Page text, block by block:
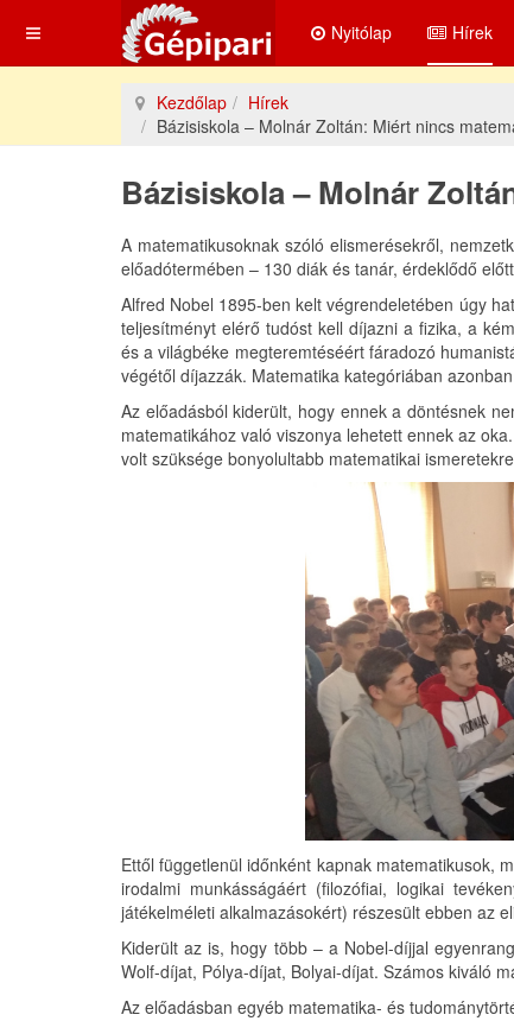
Nyitólap Hírek
Kezdőlap
Hírek
Bázisiskola – Molnár Zoltán: Miért nincs
Bázisiskola – Molnár
A matematikusoknak szóló elismerésekről,
előadótermében – 130 diák és tanár, érdeklődő
Alfred Nobel 1895-ben kelt végrendeletében úgy
teljesítményt elérő tudóst kell díjazni a fizika, a
és a világbéke megteremtéséért fáradozó
végétől díjazzák. Matematika kategóriában
Az előadásból kiderült, hogy ennek a döntésnek
matematikához való viszonya lehetett ennek az
volt szüksége bonyolultabb matematikai
Ettől függetlenül időnként kapnak matematikusok,
irodalmi munkásságáért (filozófiai, logikai
játékelméleti alkalmazásokért) részesült ebben az
Kiderült az is, hogy több – a Nobel-díjjal
Wolf-díjat, Pólya-díjat, Bolyai-díjat. Számos kiváló
Az előadásban egyéb matematika- és